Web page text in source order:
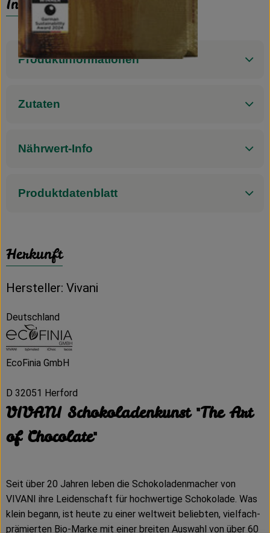
Produktinformationen
Zutaten
Nährwert-Info
Produktdatenblatt
Herkunft
Hersteller: Vivani
Deutschland
EcoFinia GmbH
D 32051 Herford
VIVANI Schokoladenkunst "The Art
of Chocolate"
Seit über 20 Jahren leben die Schokoladenmacher von
VIVANI ihre Leidenschaft für hochwertige Schokolade. Was
klein begann, ist heute zu einer weltweit beliebten, vielfach-
prämierten Bio-Marke mit einer breiten Auswahl von über 60